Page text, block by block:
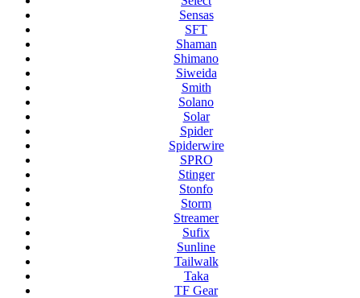
Sensas
SFT
Shaman
Shimano
Siweida
Smith
Solano
Solar
Spider
Spiderwire
SPRO
Stinger
Stonfo
Storm
Streamer
Sufix
Sunline
Tailwalk
Taka
TF Gear